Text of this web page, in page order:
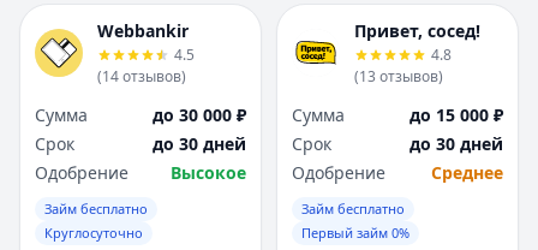
Webbankir
4.5
(14отзывов)
Сумма
до 30 000 ₽
Срок
до 30 дней
Одобрение
Высокое
Займ бесплатно
Круглосуточно
Привет, сосед!
4.8
(13 отзывов)
Сумма
до 15 000 ₽
Срок
до 30 дней
Одобрение
Среднее
Займ бесплатно
Первый займ 0%